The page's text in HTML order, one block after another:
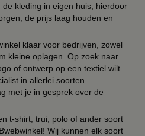
kleding in eigen huis, hierdoor
de prijs laag houden en
klaar voor bedrijven, zowel
kleine oplagen. Op zoek naar
of ontwerp op een textiel wilt
in allerlei soorten
met je in gesprek over de
t-shirt, trui, polo of ander soort
Wij kunnen elk soort